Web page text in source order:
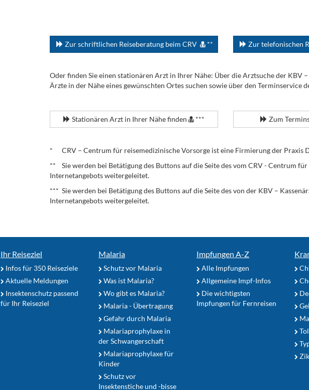
Zur schriftlichen Reiseberatung beim CRV ** Zur telefonischen
Oder finden Sie einen stationären Arzt in Ihrer Nähe: Über die Arztsuche der KBV
Ärzte in der Nähe eines gewünschten Ortes suchen sowie über den
Stationären Arzt in Ihrer Nähe finden *** Zum
* CRV – Centrum für reisemedizinische Vorsorge ist eine Firmierung der Praxis
** Sie werden bei Betätigung des Buttons auf die Seite des vom CRV - Centrum
Internetangebots weitergeleitet.
*** Sie werden bei Betätigung des Buttons auf die Seite des von der KBV –
Internetangebots weitergeleitet.
Ihr Reiseziel
Infos für 350 Reiseziele
Aktuelle Meldungen
Insektenschutz passend
für Ihr Reiseziel
Malaria
Schutz vor Malaria
Was ist Malaria?
Wo gibt es Malaria?
Malaria - Übertragung
Gefahr durch Malaria
Malariaprophylaxe in
der Schwangerschaft
Malariaprophylaxe für
Kinder
Schutz vor
Insektenstiche und -bisse
Impfungen A-Z
Alle Impfungen
Allgemeine Impf-Infos
Die wichtigsten
Impfungen für Fernreisen